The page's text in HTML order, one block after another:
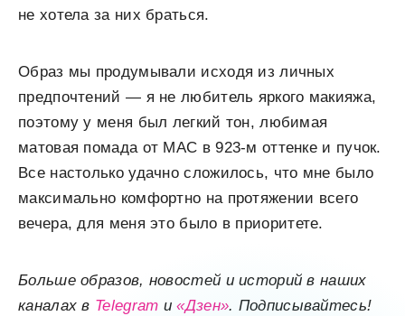
не хотела за них браться.
Образ мы продумывали исходя из личных
предпочтений — я не любитель яркого макияжа,
поэтому у меня был легкий тон, любимая
матовая помада от MAC в 923-м оттенке и пучок.
Все настолько удачно сложилось, что мне было
максимально комфортно на протяжении всего
вечера, для меня это было в приоритете.
Больше образов, новостей и историй в наших
каналах в Telegram и«Дзен». Подписывайтесь!